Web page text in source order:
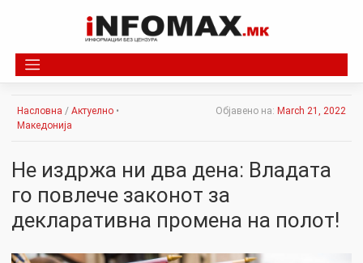
Насловна / Актуелно •
Македонија
Објавено на: March 21, 2022
Не издржа ни два дена: Владата
го повлече законот за
декларативна промена на полот!